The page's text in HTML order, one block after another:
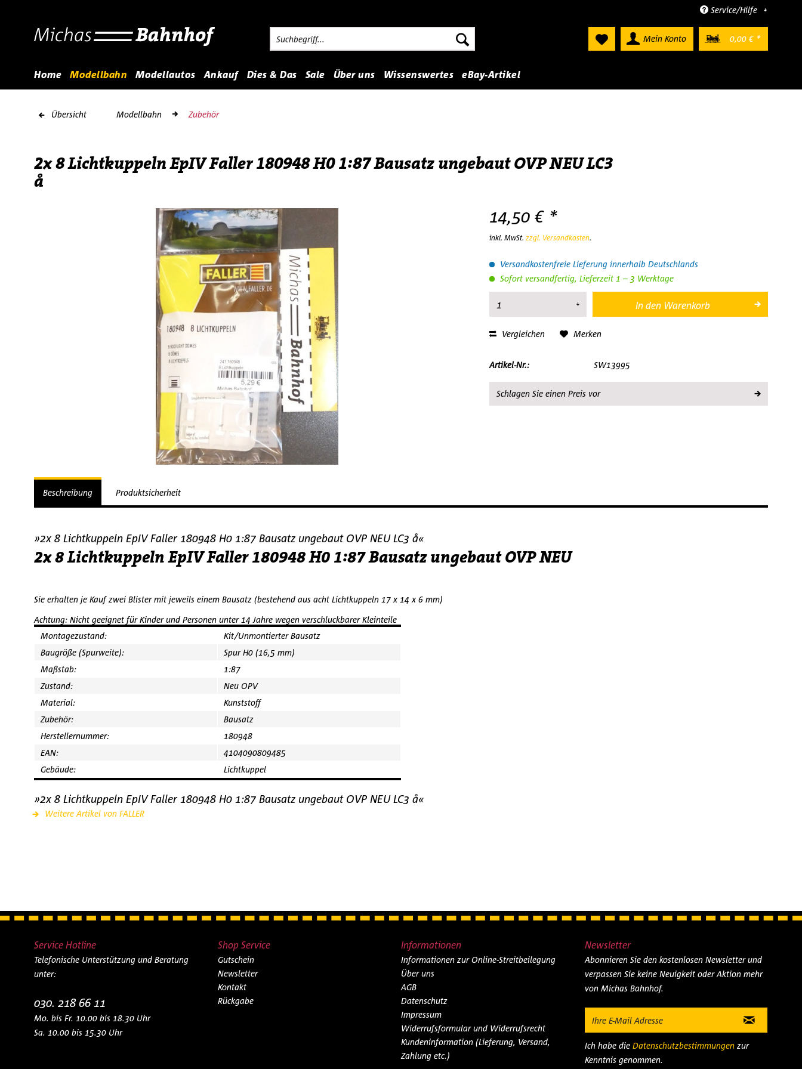
Service/Hilfe
Mein Konto 0,00 € *
Home Modellbahn Modellautos Ankauf Dies & Das Sale Über uns Wissenswertes eBay-Artikel
Übersicht Modellbahn Zubehör
2x 8 Lichtkuppeln EpIV Faller 180948 H0 1:87 Bausatz ungebaut OVP NEU LC3
å
14,50 € *
inkl. MwSt. zzgl. Versandkosten.
Versandkostenfreie Lieferung innerhalb Deutschlands
Sofort versandfertig, Lieferzeit 1 – 3 Werktage
In den Warenkorb
Vergleichen Merken
Artikel-Nr.: SW13995
Schlagen Sie einen Preis vor
Beschreibung Produktsicherheit
»2x 8 Lichtkuppeln EpIV Faller 180948 H0 1:87 Bausatz ungebaut OVP NEU LC3 å«
2x 8 Lichtkuppeln EpIV Faller 180948 H0 1:87 Bausatz ungebaut OVP NEU
Sie erhalten je Kauf zwei Blister mit jeweils einem Bausatz (bestehend aus acht Lichtkuppeln 17 x 14 x 6 mm)
Achtung: Nicht geeignet für Kinder und Personen unter 14 Jahre wegen verschluckbarer Kleinteile
Montagezustand:
Kit/Unmontierter Bausatz
Baugröße (Spurweite):
Spur H0 (16,5 mm)
Maßstab:
1:87
Zustand:
Neu OPV
Material:
Kunststoff
Zubehör:
Bausatz
Herstellernummer:
180948
EAN:
4104090809485
Gebäude:
Lichtkuppel
»2x 8 Lichtkuppeln EpIV Faller 180948 H0 1:87 Bausatz ungebaut OVP NEU LC3 å«
Weitere Artikel von FALLER
Service Hotline
Telefonische Unterstützung und Beratung
unter:
030. 218 66 11
Mo. bis Fr. 10.00 bis 18.30 Uhr
Sa. 10.00 bis 15.30 Uhr
Shop Service
Gutschein
Newsletter
Kontakt
Rückgabe
Informationen
Informationen zur Online-Streitbeilegung
Über uns
AGB
Datenschutz
Impressum
Widerrufsformular und Widerrufsrecht
Kundeninformation (Lieferung, Versand,
Zahlung etc.)
Newsletter
Abonnieren Sie den kostenlosen Newsletter und
verpassen Sie keine Neuigkeit oder Aktion mehr
von Michas Bahnhof.
Ich habe die Datenschutzbestimmungenzur
Kenntnis genommen.